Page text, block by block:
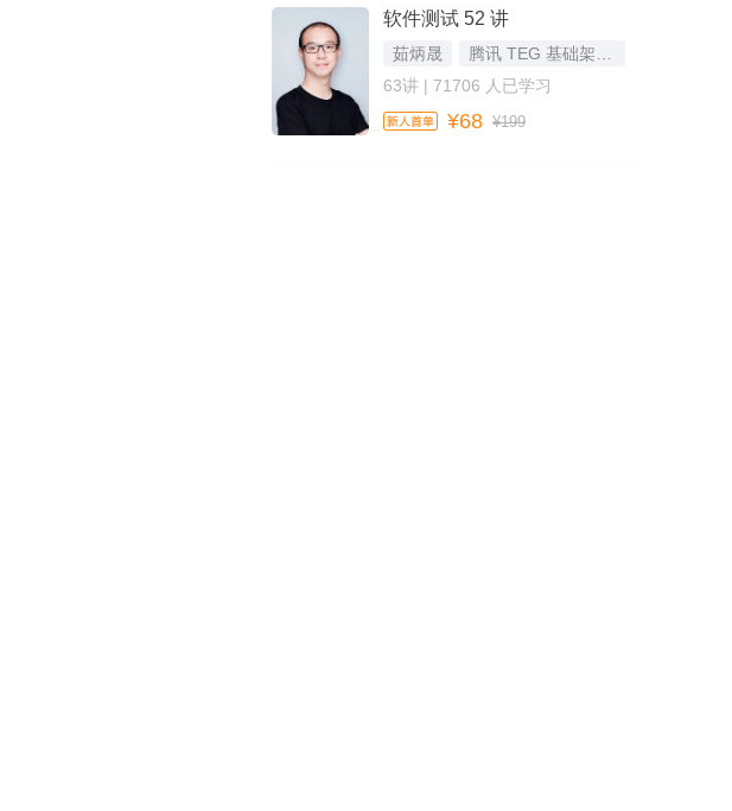
软件测试 52 讲
茹炳晟
63讲 | 71706 人已学习
¥68 ¥199